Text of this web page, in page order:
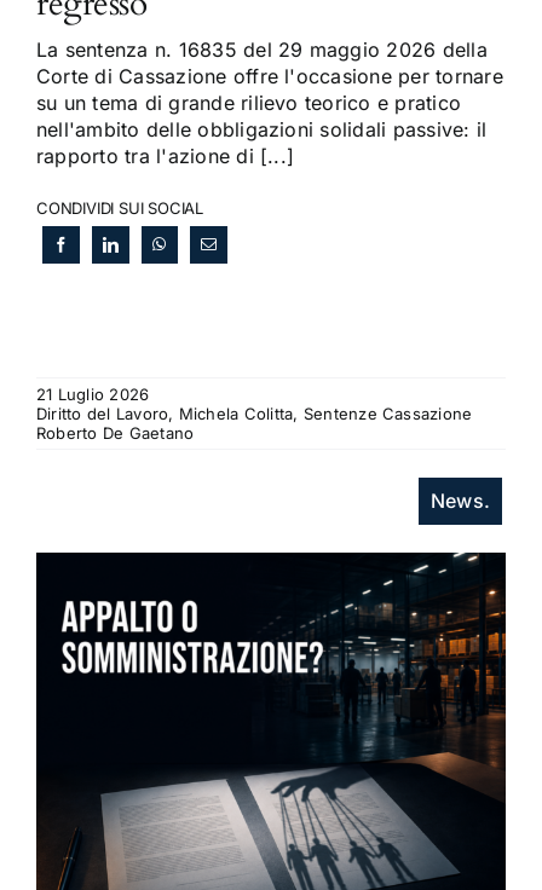
La sentenza n. 16835 del 29 maggio 2026 della
Corte di Cassazione offre l'occasione per tornare
su un tema di grande rilievo teorico e pratico
nell'ambito delle obbligazioni solidali passive: il
rapporto tra l'azione di [...]
CONDIVIDI SUI SOCIAL
21 Luglio 2026
Diritto del Lavoro, Michela Colitta, Sentenze Cassazione
Roberto De Gaetano
News.